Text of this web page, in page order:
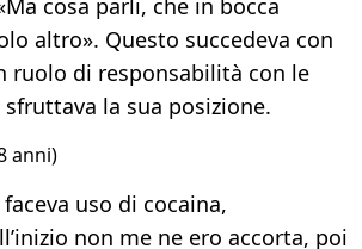
cosa parli, che in bocca
altro». Questo succedeva con
ruolo di responsabilità con le
sfruttava la sua posizione.
anni)
uso di cocaina,
non me ne ero accorta, poi